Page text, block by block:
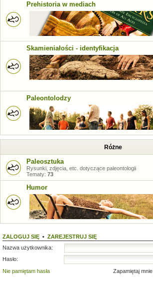
Prehistoria w mediach
Skamieniałości - identyfikacja
Paleontolodzy
Różne
Paleosztuka
Rysunki, zdjęcia, etc. dotyczące paleontologii
Tematy: 73
Humor
ZALOGUJ SIĘ • ZAREJESTRUJ SIĘ
Nazwa użytkownika:
Hasło:
Nie pamiętam hasła
Zapamiętaj mnie